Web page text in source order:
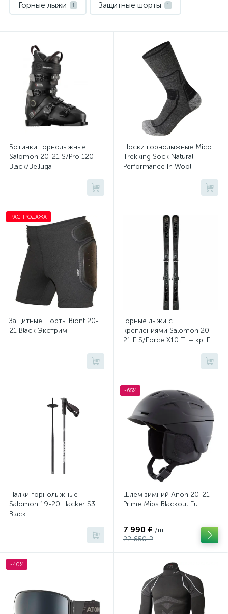
Горные лыжи 1 Защитные шорты 1
Палки горнолыжные Термобелье
Шлемы 1
Ботинки горнолыжные
Salomon 20-21 S/Pro 120
Black/Belluga
Носки горнолыжные Mico
Trekking Sock Natural
Performance In Wool
РАСПРОДАЖА
Защитные шорты Biont 20-
21 Black Экстрим
Горные лыжи с
креплениями Salomon 20-
21 E S/Force X10 Ti + кр. E
Палки горнолыжные
Salomon 19-20 Hacker S3
Black
-65%
Шлем зимний Anon 20-21
Prime Mips Blackout Eu
7 990 ₽ /шт
22 650 ₽
-40%